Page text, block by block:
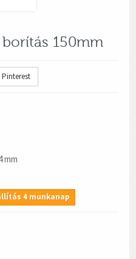
150mm
Pinterest
mm
4 munkanap